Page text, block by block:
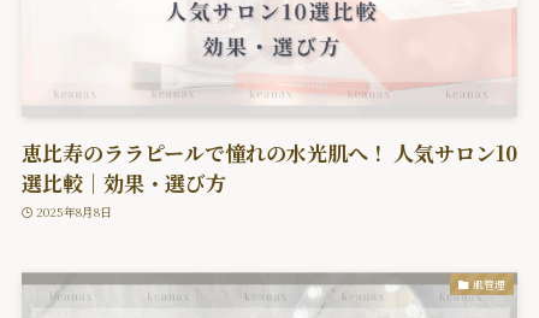
恵比寿のララピールで憧れの水光肌へ！ 人気サロン10
選比較｜効果・選び方
2025年8月8日
肌管理